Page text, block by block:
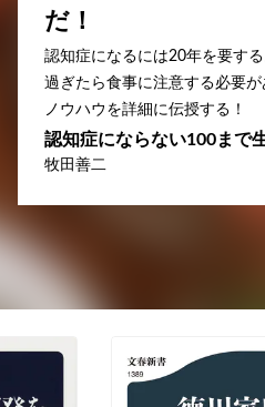
だ！
認知症になるには20年を要す
過ぎたら食事に注意する必要
ノウハウを詳細に伝授する！
認知症にならない100まで
牧田善二